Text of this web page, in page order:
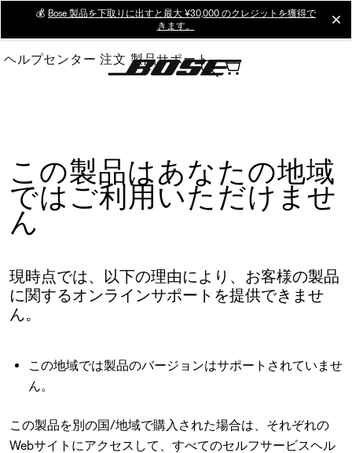
Main
💰 Bose 製品を下取りに出すと最大 ¥30,000 のクレジットを獲得で
きます。
ヘルプセンター 注文 製品サポート
この製品はあなたの地域
ではご利用いただけませ
ん
現時点では、以下の理由により、お客様の製品
に関するオンラインサポートを提供できませ
ん。
この地域では製品のバージョンはサポートされていませ
ん。
この製品を別の国/地域で購入された場合は、それぞれの
Webサイトにアクセスして、すべてのセルフサービスヘル